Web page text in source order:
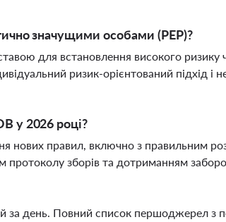
значущими особами (PEP)?
для встановлення високого ризику
ризик-орієнтований підхід і
у 2026 році?
нових правил, включно з правильним
зборів та дотриманням
за день. Повний список першоджерел з